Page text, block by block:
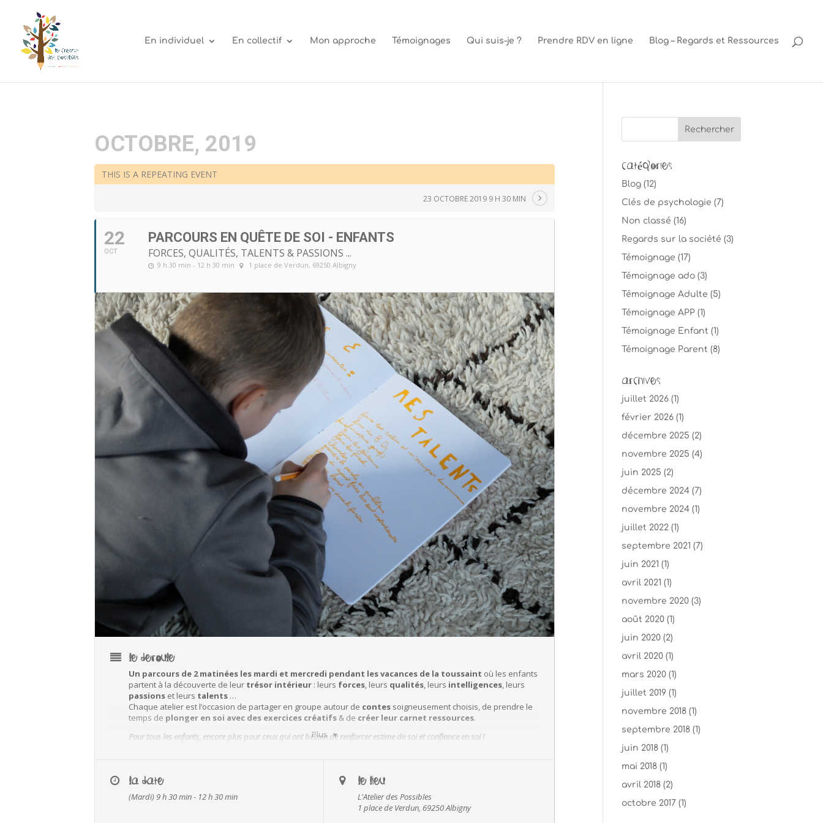
En individuel En collectif Mon approche Témoignages Qui suis-je ? Prendre RDV en ligne Blog – Regards et Ressources
OCTOBRE, 2019
THIS IS A REPEATING EVENT
23 OCTOBRE 2019 9 H 30 MIN
22
OCT
PARCOURS EN QUÊTE DE SOI - ENFANTS
FORCES, QUALITÉS, TALENTS & PASSIONS ...
9 h 30 min - 12 h 30 min 1 place de Verdun, 69250 Albigny
Plus
LE DEROULE
Un parcours de 2 matinées les mardi et mercredi pendant les vacances de la toussaint où les enfants
partent à la découverte de leur trésor intérieur : leurs forces, leurs qualités, leurs intelligences, leurs
passions et leurs talents …
Chaque atelier est l’occasion de partager en groupe autour de contes soigneusement choisis, de prendre le
temps de plonger en soi avec des exercices créatifs & de créer leur carnet ressources.
Pour tous les enfants, encore plus pour ceux qui ont besoin de renforcer estime de soi et confiance en soi !
Prochain départ pour les enfants de 8 à 12 ans sur ce parcours la première semaine des vacances
d’octobre
Parcours prévu de 9h30 à 12h30 :
LA DATE
(Mardi) 9 h 30 min - 12 h 30 min
LE LIEU
L'Atelier des Possibles
1 place de Verdun, 69250 Albigny
Catégories
Blog (12)
Clés de psychologie (7)
Non classé (16)
Regards sur la société (3)
Témoignage (17)
Témoignage ado (3)
Témoignage Adulte (5)
Témoignage APP (1)
Témoignage Enfant (1)
Témoignage Parent (8)
Archives
juillet 2026 (1)
février 2026 (1)
décembre 2025 (2)
novembre 2025 (4)
juin 2025 (2)
décembre 2024 (7)
novembre 2024 (1)
juillet 2022 (1)
septembre 2021 (7)
juin 2021 (1)
avril 2021 (1)
novembre 2020 (3)
août 2020 (1)
juin 2020 (2)
avril 2020 (1)
mars 2020 (1)
juillet 2019 (1)
novembre 2018 (1)
septembre 2018 (1)
juin 2018 (1)
mai 2018 (1)
avril 2018 (2)
octobre 2017 (1)